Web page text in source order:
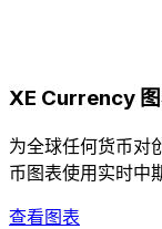
XE Currency
为全球任何货币对
币图表使用实时中
查看图表